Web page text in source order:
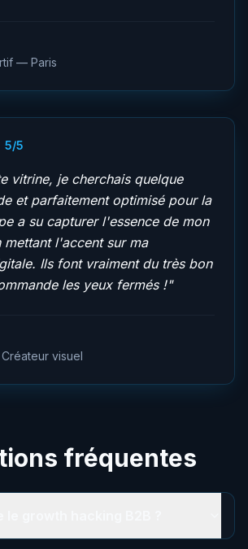
— Paris
5/5
vitrine, je cherchais quelque
et parfaitement optimisé pour la
a su capturer l'essence de mon
mettant l'accent sur ma
Ils font vraiment du très bon
les yeux fermés !"
visuel
fréquentes